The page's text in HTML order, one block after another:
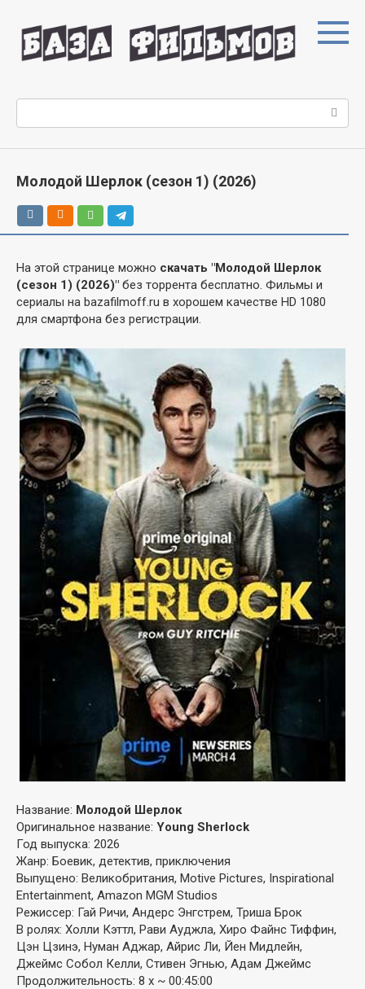
контенту
Молодой Шерлок (сезон 1) (2026)
На этой странице можно скачать "Молодой Шерлок
(сезон 1) (2026)" без торрента бесплатно. Фильмы и
сериалы на bazafilmoff.ru в хорошем качестве HD 1080
для смартфона без регистрации.
Название: Молодой Шерлок
Оригинальное название: Young Sherlock
Год выпуска: 2026
Жанр: Боевик, детектив, приключения
Выпущено: Великобритания, Motive Pictures, Inspirational
Entertainment, Amazon MGM Studios
Режиссер: Гай Ричи, Андерс Энгстрем, Триша Брок
В ролях: Холли Кэттл, Рави Ауджла, Хиро Файнс Тиффин,
Цэн Цзинэ, Нуман Аджар, Айрис Ли, Йен Мидлейн,
Джеймс Собол Келли, Стивен Эгнью, Адам Джеймс
Продолжительность: 8 x ~ 00:45:00